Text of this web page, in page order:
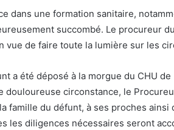
dans une formation sanitaire,
succombé. Le procureur
vue de faire toute la lumière sur les
a été déposé à la morgue du CHU
douloureuse circonstance, le
famille du défunt, à ses proches ainsi
les diligences nécessaires seront